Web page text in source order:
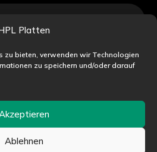
Platten
zu bieten, verwenden wir Technologien
zu speichern und/oder darauf
Ablehnen